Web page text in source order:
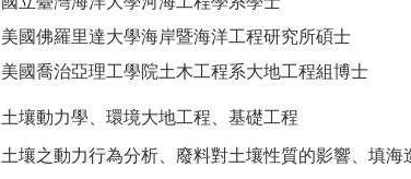
美國佛羅里達大學海岸暨海洋工程研究所碩士
美國喬治亞理工學院土木工程系大地工程組博士
土壤動力學、環境大地工程、基礎工程
土壤之動力行為分析、廢料對土壤性質的影響、填